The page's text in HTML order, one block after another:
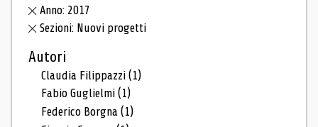
Anno: 2017
Sezioni: Nuovi progetti
Autori
Claudia Filippazzi(1)
Fabio Guglielmi(1)
Federico Borgna(1)